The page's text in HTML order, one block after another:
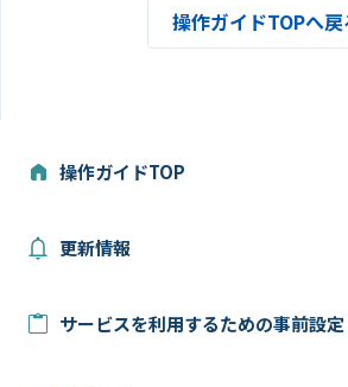
操作ガイドTOP
更新情報
サービスを利用するための事前設定
操作ガイドTOPへ戻